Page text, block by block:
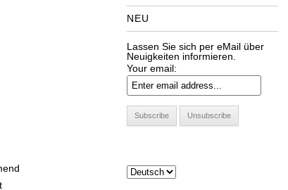
NEU
Lassen Sie sich per eMail über
Neuigkeiten informieren.
Your email: